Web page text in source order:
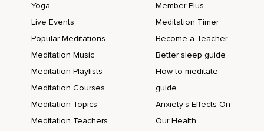
Physische hinauszugehen und das ist genau das,
Worüber Eckart Tolle eben schreibt und worum es ja auch im
Grunde genommen in den Joe Dispenza Büchern geht,
Der ja ein Wissenschaftler ist,
Der all diese Dinge erforscht und Gehirnscans macht und so
weiter und darauf komme ich dann auch noch später in
dieser Folge zurück.
Yoga
Live Events
Popular Meditations
Meditation Music
Meditation Playlists
Meditation Courses
Meditation Topics
Meditation Teachers
Member Plus
Meditation Timer
Become a Teacher
Better sleep guide
How to meditate
guide
Anxiety's Effects On
Our Health